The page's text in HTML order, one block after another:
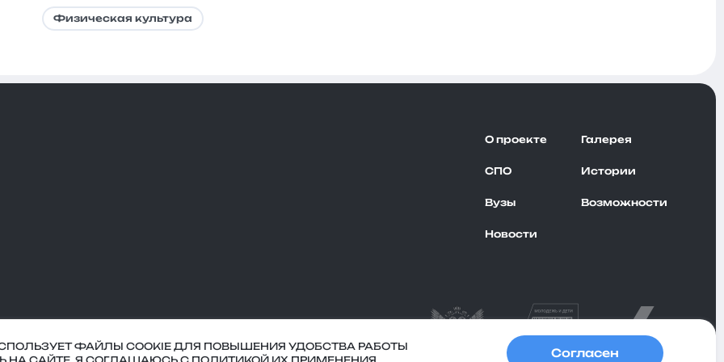
Физическая культура
О проекте
СПО
Вузы
Новости
Галерея
Истории
Возможности
ФАЙЛЫ COOKIE ДЛЯ ПОВЫШЕНИЯ УДОБСТВА РАБОТЫ
Согласен